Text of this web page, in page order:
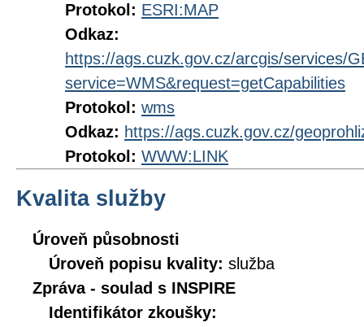
Protokol: ESRI:MAP
Odkaz:
https://ags.cuzk.gov.cz/arcgis/services/
service=WMS&request=getCapabilities
Protokol: wms
Odkaz: https://ags.cuzk.gov.cz/
Protokol: WWW:LINK
Kvalita služby
Úroveň působnosti
Úroveň popisu kvality: služba
Zpráva - soulad s INSPIRE
Identifikátor zkoušky: